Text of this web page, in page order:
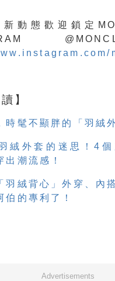
動態歡迎鎖定
】
時髦不顯胖的「羽絨
絨外套的迷思！4個
出潮流感！
羽絨背心」外穿、內
伯的專利了！
Advertisements